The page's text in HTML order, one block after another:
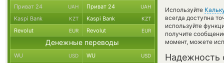
Используйте
всегда доступна
используйте
получите
момент, можете
Надежность
Приват 24 UAH Приват 24 UAH
Kaspi Bank KZT Kaspi Bank KZT
Revolut EUR Revolut EUR
Денежные переводы
WU USD WU USD